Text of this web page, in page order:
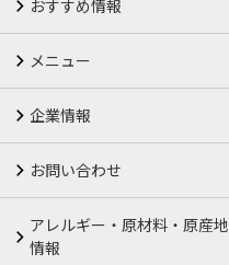
おすすめ情報
メニュー
企業情報
お問い合わせ
アレルギー・原材料・原産地
情報